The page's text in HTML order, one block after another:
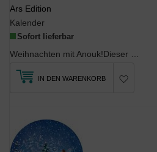
Ars Edition
Kalender
Sofort lieferbar
IN DEN WARENKORB